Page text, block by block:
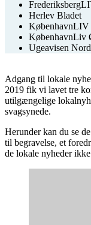
Herlev Bladet
KøbenhavnLIV
KøbenhavnLiv
Ugeavisen
Adgang til lokale
2019 fik vi lavet tre
utilgængelige
svagsynede.
Herunder kan du se
til begravelse, et
de lokale nyheder